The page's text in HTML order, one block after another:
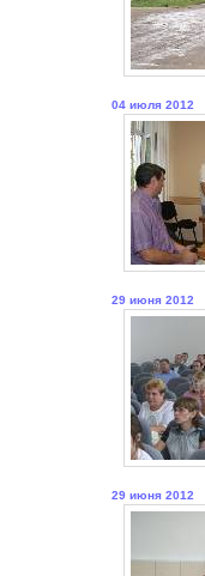
04 июля 2012
29 июня 2012
29 июня 2012